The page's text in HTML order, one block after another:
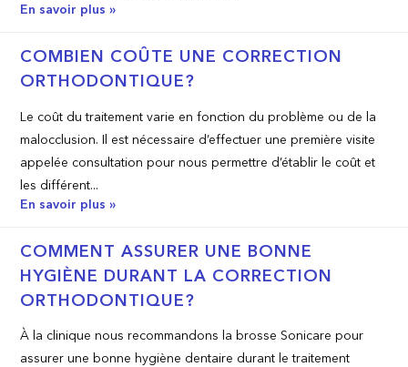
En savoir plus »
COMBIEN COÛTE UNE CORRECTION
ORTHODONTIQUE?
Le coût du traitement varie en fonction du problème ou de la
malocclusion. Il est nécessaire d’effectuer une première visite
appelée consultation pour nous permettre d’établir le coût et
les différent...
En savoir plus »
COMMENT ASSURER UNE BONNE
HYGIÈNE DURANT LA CORRECTION
ORTHODONTIQUE?
À la clinique nous recommandons la brosse Sonicare pour
assurer une bonne hygiène dentaire durant le traitement